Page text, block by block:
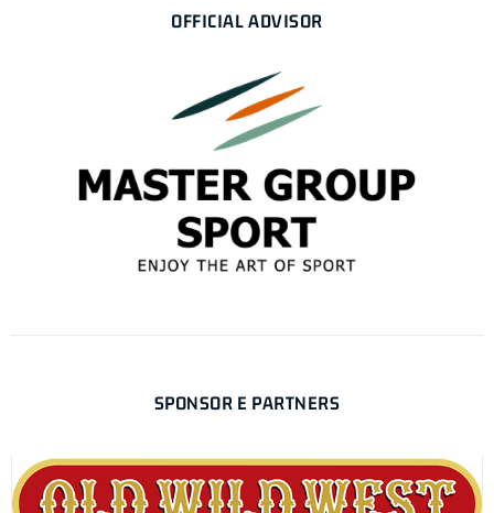
OFFICIAL ADVISOR
SPONSOR E PARTNERS